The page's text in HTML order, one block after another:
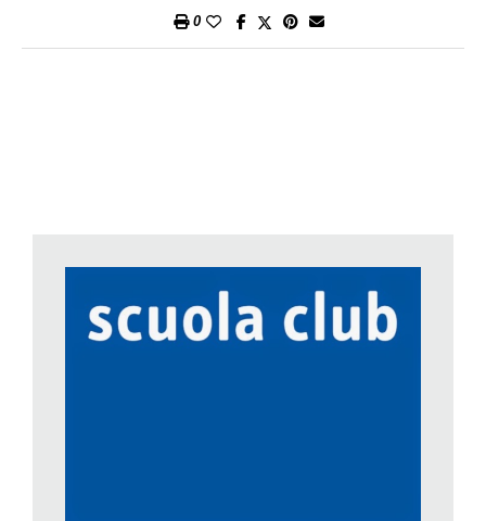
professionisti del settore le conoscenze e competenze giuste
un totale di 55 ore-lezione.
Destinata a professionisti del settore e a coloro che hanno
conseguito diplomi in ambito culinario, la proposta vedrà anche
0